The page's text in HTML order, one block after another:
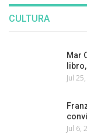
CULTURA
Mar
Jul
Jul 6,